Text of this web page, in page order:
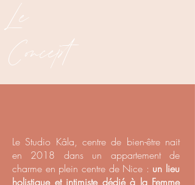
Le
Concept
Le Studio Kâla, centre de bien-être nait
en 2018 dans un appartement de
charme en plein centre de Nice : un lieu
holistique et intimiste dédié à la Femme